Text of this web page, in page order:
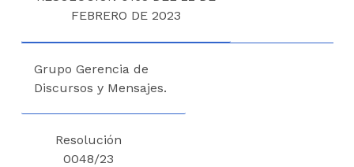
FEBRERO DE 2023
Grupo Gerencia de
Discursos y Mensajes.
Resolución
0048/23